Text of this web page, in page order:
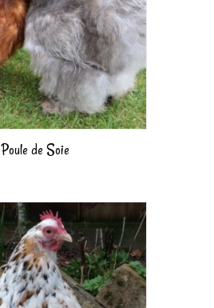
Poule de Soie